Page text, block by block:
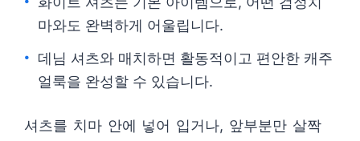
마와도 완벽하게 어울립니다.
데님 셔츠와 매치하면 활동적이고 편안한 캐주
얼룩을 완성할 수 있습니다.
셔츠를 치마 안에 넣어 입거나, 앞부분만 살짝